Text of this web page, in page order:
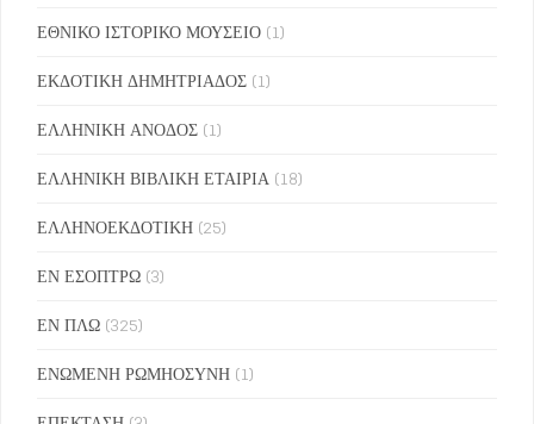
ΕΘΝΙΚΟ ΙΣΤΟΡΙΚΟ ΜΟΥΣΕΙΟ (1)
ΕΚΔΟΤΙΚΗ ΔΗΜΗΤΡΙΑΔΟΣ (1)
ΕΛΛΗΝΙΚΗ ΑΝΟΔΟΣ (1)
ΕΛΛΗΝΙΚΗ ΒΙΒΛΙΚΗ ΕΤΑΙΡΙΑ (18)
ΕΛΛΗΝΟΕΚΔΟΤΙΚΗ (25)
ΕΝ ΕΣΟΠΤΡΩ (3)
ΕΝ ΠΛΩ (325)
ΕΝΩΜΕΝΗ ΡΩΜΗΟΣΥΝΗ (1)